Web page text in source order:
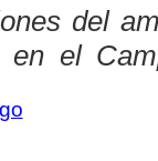
del
en el